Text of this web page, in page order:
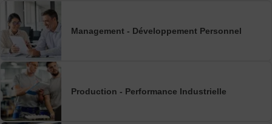
Management - Développement Personnel
Production - Performance Industrielle